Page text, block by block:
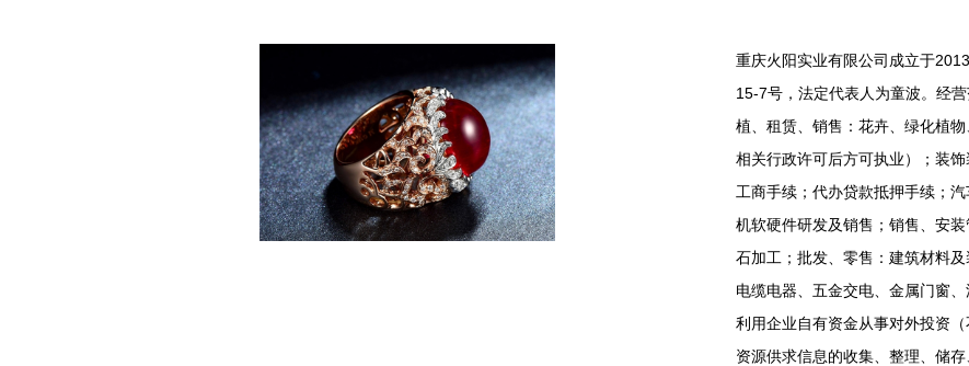
重庆火阳实业有限公司成立于
15-7号，法定代表人为童波。经
植、租赁、销售：花卉、绿化植
相关行政许可后方可执业）；装
工商手续；代办贷款抵押手续；
机软硬件研发及销售；销售、安
石加工；批发、零售：建筑材料
电缆电器、五金交电、金属门窗
利用企业自有资金从事对外投资
资源供求信息的收集、整理、储